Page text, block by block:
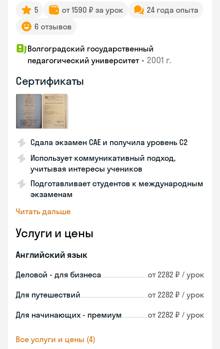
5 от 1590 ₽ за урок
24 года опыта
6 отзывов
Волгоградский государственный
педагогический университет • 2001 г.
Сертификаты
Сдала экзамен CAE и получила уровень С2
Использует коммуникативный подход,
учитывая интересы учеников
Подготавливает студентов к международным
экзаменам
Читать дальше
Услуги и цены
Английский язык
Деловой - для бизнеса от 2282 ₽ / урок
Для путешествий от 2282 ₽ / урок
Для начинающих - премиум от 2282 ₽ / урок
Все услуги и цены (4)